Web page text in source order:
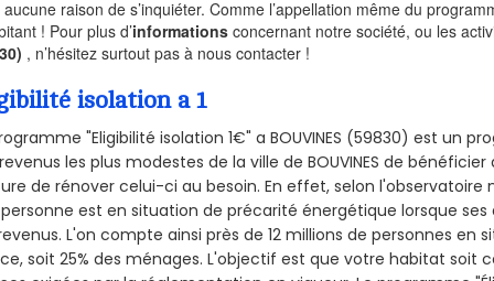
aucune raison de s’inquiéter. Comme l’appellation même du
! Pour plus d’informations concernant notre société, ou les
, n’hésitez surtout pas à nous contacter !
isolation a 1
"Eligibilité isolation 1€" a BOUVINES (59830) est un
les plus modestes de la ville de BOUVINES de
de rénover celui-ci au besoin. En effet, selon l'observatoire
est en situation de précarité énergétique lorsque ses
L'on compte ainsi près de 12 millions de personnes
soit 25% des ménages.L'objectif est que votre habitat soit